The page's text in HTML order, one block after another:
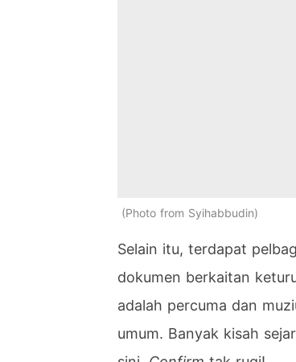
Photo from Syihabbudin
Selain itu, terdapat
dokumen berkaitan
adalah percuma dan
umum. Banyak kisah